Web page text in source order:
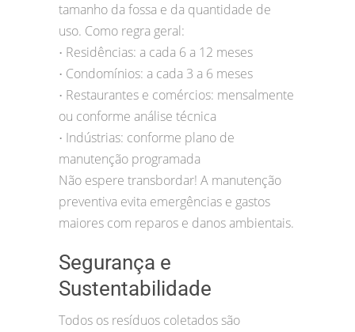
tamanho da fossa e da quantidade de
uso. Como regra geral:
• Residências: a cada 6 a 12 meses
• Condomínios: a cada 3 a 6 meses
• Restaurantes e comércios: mensalmente
ou conforme análise técnica
• Indústrias: conforme plano de
manutenção programada
Não espere transbordar! A manutenção
preventiva evita emergências e gastos
maiores com reparos e danos ambientais.
Segurança e
Sustentabilidade
Todos os resíduos coletados são